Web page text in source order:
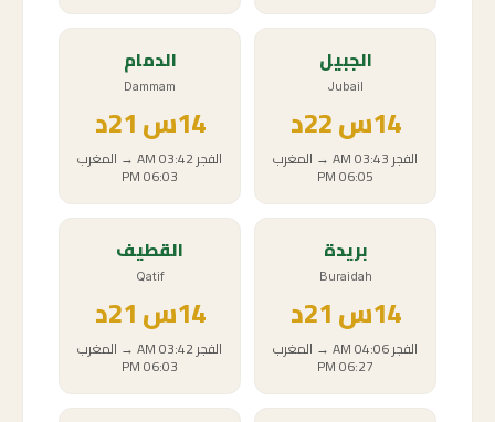
الجبيل
Jubail
14س
الفجر03:43 AM
→ المغرب
06:05 PM
الدمام
Dammam
14س
الفجر03:42 AM
→ المغرب
06:03 PM
بريدة
Buraidah
14س
الفجر04:06 AM
→ المغرب
06:27 PM
القطيف
Qatif
14س
الفجر03:42 AM
→ المغرب
06:03 PM